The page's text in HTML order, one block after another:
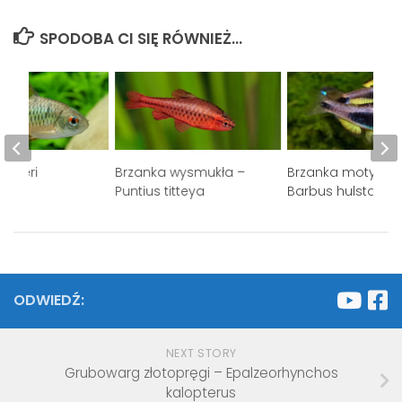
SPODOBA CI SIĘ RÓWNIEŻ...
Brzanka wysmukła –
Puntius titteya
Brzanka motyla –
Barbus hulstaerti
ODWIEDŹ:
NEXT STORY
Grubowarg złotopręgi – Epalzeorhynchos
kalopterus